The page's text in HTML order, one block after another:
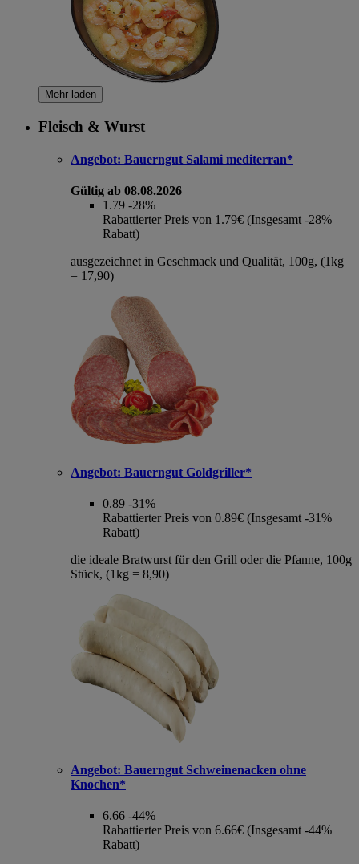
Mehr laden
Fleisch & Wurst
Angebot: Bauerngut Salami mediterran*
Gültig ab 08.08.2026
1.79 -28%
Rabattierter Preis von 1.79€ (Insgesamt -28%
Rabatt)
ausgezeichnet in Geschmack und Qualität, 100g, (1kg
= 17,90)
Angebot: Bauerngut Goldgriller*
0.89 -31%
Rabattierter Preis von 0.89€ (Insgesamt -31%
Rabatt)
die ideale Bratwurst für den Grill oder die Pfanne, 100g
Stück, (1kg = 8,90)
Angebot: Bauerngut Schweinenacken ohne
Knochen*
6.66 -44%
Rabattierter Preis von 6.66€ (Insgesamt -44%
Rabatt)